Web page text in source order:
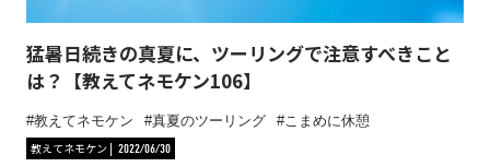
猛暑日続きの真夏に、ツーリングで注意すべきこと
は？【教えてネモケン106】
教えてネモケン 真夏のツーリング
こまめに休憩
教えてネモケン
2022/06/30